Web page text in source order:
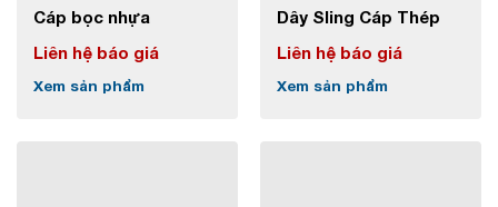
Cáp bọc nhựa
Liên hệ báo giá
Xem sản phẩm
Dây Sling Cáp Thép
Liên hệ báo giá
Xem sản phẩm